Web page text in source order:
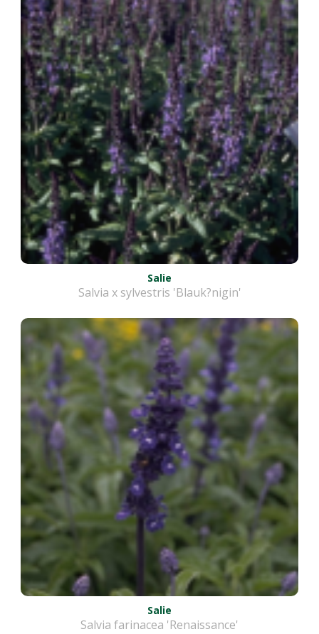
Salie
Salvia x sylvestris 'Blauk?nigin'
Salie
Salvia farinacea 'Renaissance'